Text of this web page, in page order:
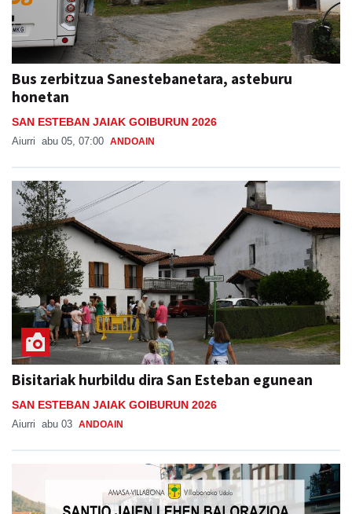
Bus zerbitzua Sanestebanetara, asteburu
honetan
SAN ESTEBAN JAIAK GOIBURUN 2026
Aiurri abu 05, 07:00 ANDOAIN
Bisitariak hurbildu dira San Esteban egunean
SAN ESTEBAN JAIAK GOIBURUN 2026
Aiurri abu 03 ANDOAIN